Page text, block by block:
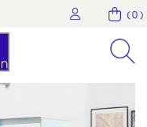
( 0 )